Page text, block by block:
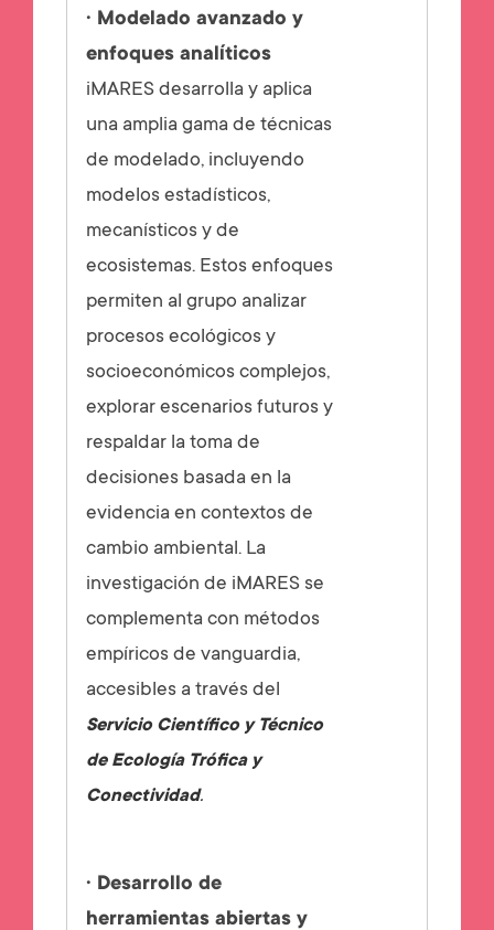
· Modelado avanzado y
enfoques analíticos
iMARES desarrolla y aplica
una amplia gama de técnicas
de modelado, incluyendo
modelos estadísticos,
mecanísticos y de
ecosistemas. Estos enfoques
permiten al grupo analizar
procesos ecológicos y
socioeconómicos complejos,
explorar escenarios futuros y
respaldar la toma de
decisiones basada en la
evidencia en contextos de
cambio ambiental. La
investigación de iMARES se
complementa con métodos
empíricos de vanguardia,
accesibles a través del
Servicio Científico y Técnico
de Ecología Trófica y
Conectividad.
· Desarrollo de
herramientas abiertas y